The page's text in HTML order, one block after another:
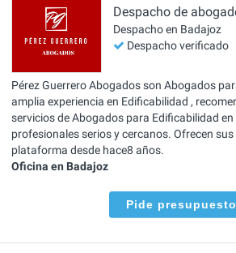
Despacho de
Despacho en Badajoz
Despacho verificado
Pérez Guerrero Abogados son Abogados
amplia experiencia en Edificabilidad ,
servicios de Abogados para Edificabilidad en
profesionales serios y cercanos. Ofrecen sus
plataforma desde hace8 años.
Oficina en Badajoz
Pide presupuesto